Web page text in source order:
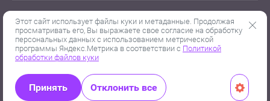
Copyright © 2010-2019 - 2026
Политика конфиденциальности
Мегагрупп.ру
Этот сайт использует файлы куки и метаданные. Продолжая
просматривать его, Вы выражаете свое согласие на обработку
персональных данных с использованием метрической
программы Яндекс.Метрика в соответствии с Политикой
обработки файлов куки
Принять Отклонить все